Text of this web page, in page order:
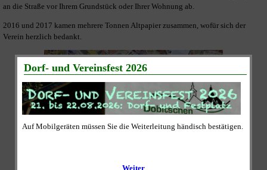
an die Straße vor Ihrem Grundstück oder Ihrer Wohnung ab.
2016 und 2017 kamen mehrere Tonnen Altpapier zusammen, wofür sich der
Verein herzlich bedankt.